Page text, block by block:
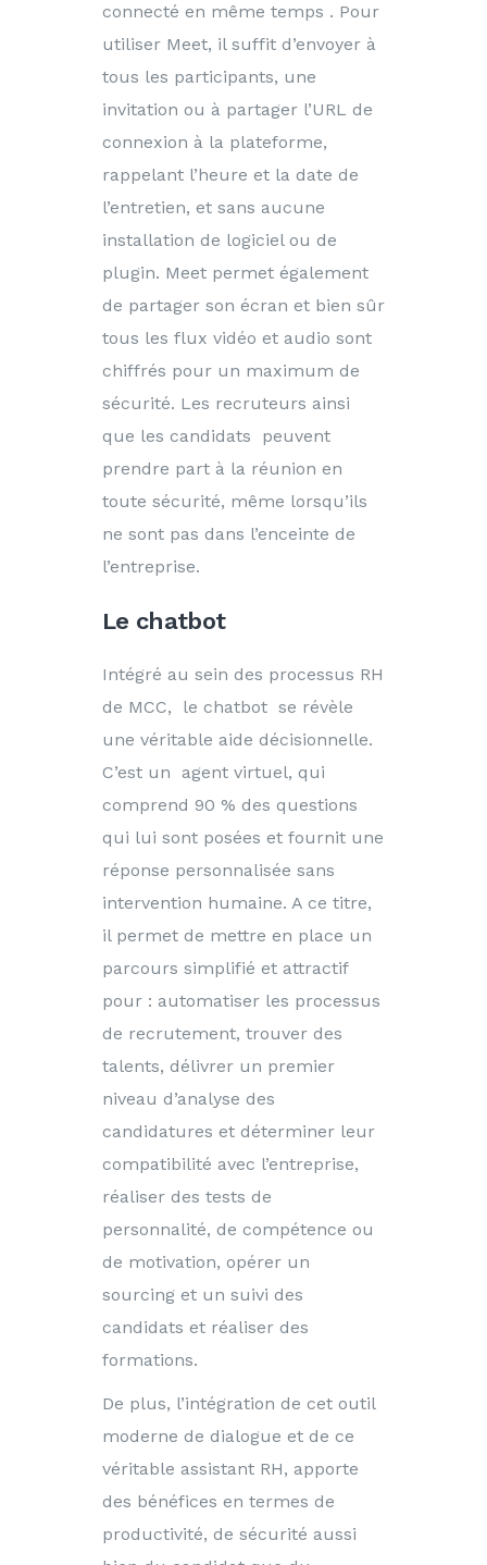
connecté en même temps . Pour
utiliser Meet, il suffit d’envoyer à
tous les participants, une
invitation ou à partager l’URL de
connexion à la plateforme,
rappelant l’heure et la date de
l’entretien, et sans aucune
installation de logiciel ou de
plugin. Meet permet également
de partager son écran et bien sûr
tous les flux vidéo et audio sont
chiffrés pour un maximum de
sécurité. Les recruteurs ainsi
que les candidats peuvent
prendre part à la réunion en
toute sécurité, même lorsqu’ils
ne sont pas dans l’enceinte de
l’entreprise.
Le chatbot
Intégré au sein des processus RH
de MCC, le chatbot se révèle
une véritable aide décisionnelle.
C’est un agent virtuel, qui
comprend 90 % des questions
qui lui sont posées et fournit une
réponse personnalisée sans
intervention humaine. A ce titre,
il permet de mettre en place un
parcours simplifié et attractif
pour : automatiser les processus
de recrutement, trouver des
talents, délivrer un premier
niveau d’analyse des
candidatures et déterminer leur
compatibilité avec l’entreprise,
réaliser des tests de
personnalité, de compétence ou
de motivation, opérer un
sourcing et un suivi des
candidats et réaliser des
formations.
De plus, l’intégration de cet outil
moderne de dialogue et de ce
véritable assistant RH, apporte
des bénéfices en termes de
productivité, de sécurité aussi